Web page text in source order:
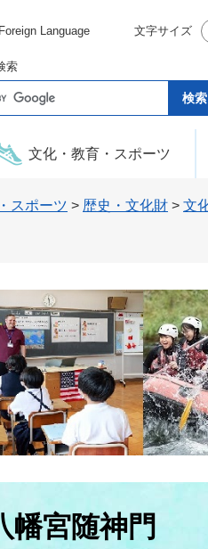
Foreign Language 文字サイズ
索
文化・教育・スポーツ
スポーツ > 歴史・文化財 > 文
幡宮随神門